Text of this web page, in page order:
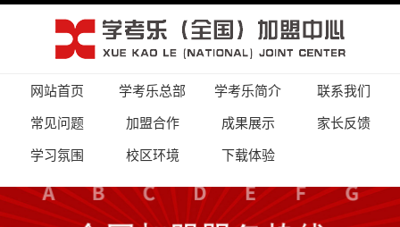
网站首页 学考乐总部 学考乐简介
联系我们
常见问题
加盟合作 成果展示
家长反馈
学习氛围
校区环境 下载体验